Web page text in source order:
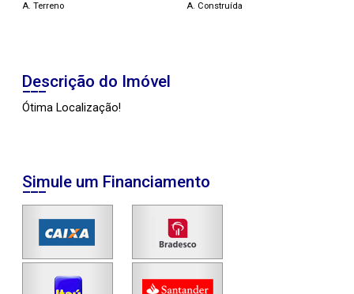
A. Terreno A. Construída
Descrição do Imóvel
Ótima Localização!
Simule um Financiamento